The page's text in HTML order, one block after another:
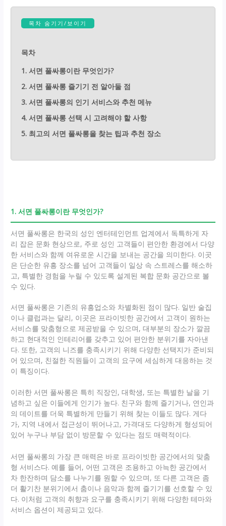
목차 숨기기/보이기
목차
1. 서면 풀싸롱이란 무엇인가?
2. 서면 풀싸롱 즐기기 전 알아둘 점
3. 서면 풀싸롱의 인기 서비스와 추천 메뉴
4. 서면 풀싸롱 선택 시 고려해야 할 사항
5. 최고의 서면 풀싸롱을 찾는 팁과 추천 장소
1. 서면 풀싸롱이란 무엇인가?
서면 풀싸롱은 한국의 성인 엔터테인먼트 업계에서 독특하게 자
리 잡은 문화 현상으로, 주로 성인 고객들이 편안한 환경에서 다양
한 서비스와 함께 여유로운 시간을 보내는 공간을 의미한다. 이곳
은 단순한 유흥 장소를 넘어 고객들이 일상 속 스트레스를 해소하
고, 특별한 경험을 누릴 수 있도록 설계된 복합 문화 공간으로 볼
수 있다.
서면 풀싸롱은 기존의 유흥업소와 차별화된 점이 많다. 일반 술집
이나 클럽과는 달리, 이곳은 프라이빗한 공간에서 고객이 원하는
서비스를 맞춤형으로 제공받을 수 있으며, 대부분의 장소가 깔끔
하고 현대적인 인테리어를 갖추고 있어 편안한 분위기를 자아낸
다. 또한, 고객의 니즈를 충족시키기 위해 다양한 선택지가 준비되
어 있으며, 친절한 직원들이 고객의 요구에 세심하게 대응하는 것
이 특징이다.
이러한 서면 풀싸롱은 특히 직장인, 대학생, 또는 특별한 날을 기
념하고 싶은 이들에게 인기가 높다. 친구와 함께 즐기거나, 연인과
의 데이트를 더욱 특별하게 만들기 위해 찾는 이들도 많다. 게다
가, 지역 내에서 접근성이 뛰어나고, 가격대도 다양하게 형성되어
있어 누구나 부담 없이 방문할 수 있다는 점도 매력적이다.
서면 풀싸롱의 가장 큰 매력은 바로 프라이빗한 공간에서의 맞춤
형 서비스다. 예를 들어, 어떤 고객은 조용하고 아늑한 공간에서
차 한잔하며 담소를 나누기를 원할 수 있으며, 또 다른 고객은 좀
더 활기찬 분위기에서 춤이나 음악과 함께 즐기기를 선호할 수 있
다. 이처럼 고객의 취향과 요구를 충족시키기 위해 다양한 테마와
서비스 옵션이 제공되고 있다.